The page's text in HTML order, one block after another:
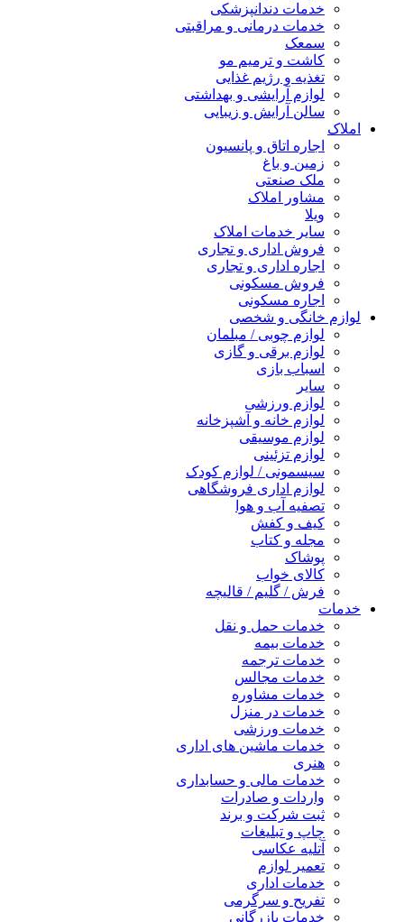
خدمات دندانپزشکی
خدمات درمانی و مراقبتی
سمعک
کاشت و ترمیم مو
تغذیه و رژیم غذایی
لوازم آرایشی و بهداشتی
سالن آرایش و زیبایی
املاک
اجاره اتاق و پانسیون
زمین و باغ
ملک صنعتی
مشاور املاک
ویلا
سایر خدمات املاک
فروش اداری و تجاری
اجاره اداری و تجاری
فروش مسکونی
اجاره مسکونی
لوازم خانگی و شخصی
لوازم چوبی / مبلمان
لوازم برقی و گازی
اسباب بازی
سایر
لوازم ورزشی
لوازم خانه و آشپزخانه
لوازم موسیقی
لوازم تزئینی
سیسمونی / لوازم کودک
لوازم اداری فروشگاهی
تصفیه آب و هوا
کیف و کفش
مجله و کتاب
پوشاک
کالای خواب
فرش / گلیم / قالیچه
خدمات
خدمات حمل و نقل
خدمات بیمه
خدمات ترجمه
خدمات مجالس
خدمات مشاوره
خدمات در منزل
خدمات ورزشی
خدمات ماشین های اداری
هنری
خدمات مالی و حسابداری
واردات و صادرات
ثبت شرکت و برند
چاپ و تبلیغات
آتلیه عکاسی
تعمیر لوازم
خدمات اداری
تفریح و سرگرمی
خدمات بازرگانی